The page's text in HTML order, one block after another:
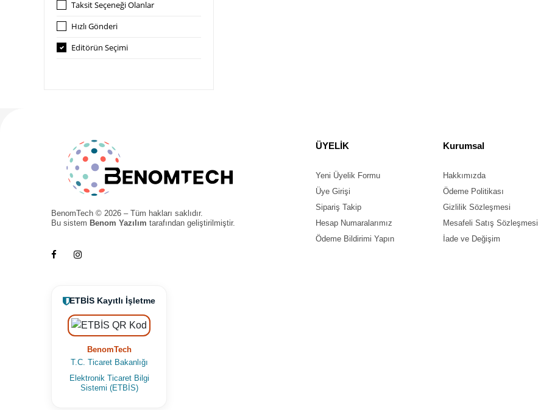
Taksit Seçeneği Olanlar
Hızlı Gönderi
Editörün Seçimi
BenomTech © 2026 – Tüm hakları saklıdır.
Bu sistem Benom Yazılım tarafından geliştirilmiştir.
ÜYELİK
Yeni Üyelik Formu
Üye Girişi
Sipariş Takip
Hesap Numaralarımız
Ödeme Bildirimi Yapın
Kurumsal
Hakkımızda
Ödeme Politikası
Gizlilik Sözleşmesi
Mesafeli Satış Sözleşmesi
İade ve Değişim
ETBİS Kayıtlı İşletme
BenomTech
T.C. Ticaret Bakanlığı
Elektronik Ticaret Bilgi
Sistemi (ETBİS)